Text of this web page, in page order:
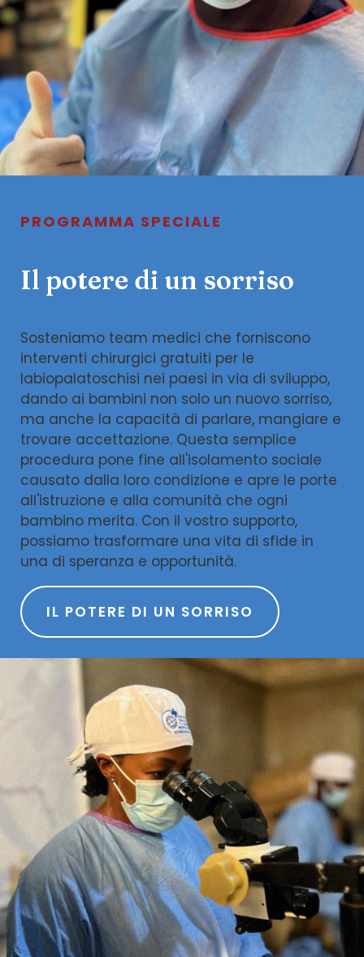
PROGRAMMA SPECIALE
Il potere di un sorriso
Sosteniamo team medici che forniscono
interventi chirurgici gratuiti per le
labiopalatoschisi nei paesi in via di sviluppo,
dando ai bambini non solo un nuovo sorriso,
ma anche la capacità di parlare, mangiare e
trovare accettazione. Questa semplice
procedura pone fine all'isolamento sociale
causato dalla loro condizione e apre le porte
all'istruzione e alla comunità che ogni
bambino merita. Con il vostro supporto,
possiamo trasformare una vita di sfide in
una di speranza e opportunità.
IL POTERE DI UN SORRISO